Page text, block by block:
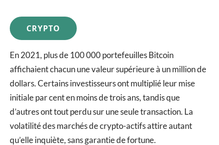
CRYPTO
En 2021, plus de 100 000 portefeuilles Bitcoin
affichaient chacun une valeur supérieure à un million de
dollars. Certains investisseurs ont multiplié leur mise
initiale par cent en moins de trois ans, tandis que
d’autres ont tout perdu sur une seule transaction. La
volatilité des marchés de crypto-actifs attire autant
qu’elle inquiète, sans garantie de fortune.